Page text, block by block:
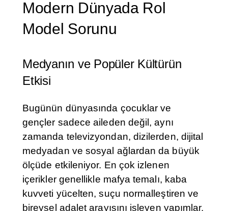
Modern Dünyada Rol
Model Sorunu
Medyanın ve Popüler Kültürün
Etkisi
Bugünün dünyasında çocuklar ve
gençler sadece aileden değil, aynı
zamanda televizyondan, dizilerden, dijital
medyadan ve sosyal ağlardan da büyük
ölçüde etkileniyor. En çok izlenen
içerikler genellikle mafya temalı, kaba
kuvveti yücelten, suçu normalleştiren ve
bireysel adalet arayışını işleyen yapımlar.